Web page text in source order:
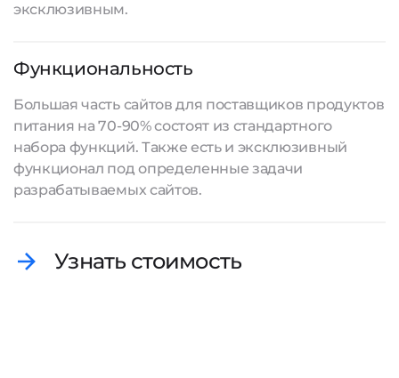
эксклюзивным.
Функциональность
Большая часть сайтов для поставщиков продуктов
питания на 70-90% состоят из стандартного
набора функций. Также есть и эксклюзивный
функционал под определенные задачи
разрабатываемых сайтов.
Узнать стоимость